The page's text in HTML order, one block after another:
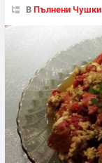
ВПълнени Чушки